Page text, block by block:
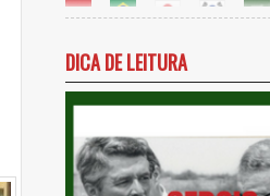
DICA DE LEITURA